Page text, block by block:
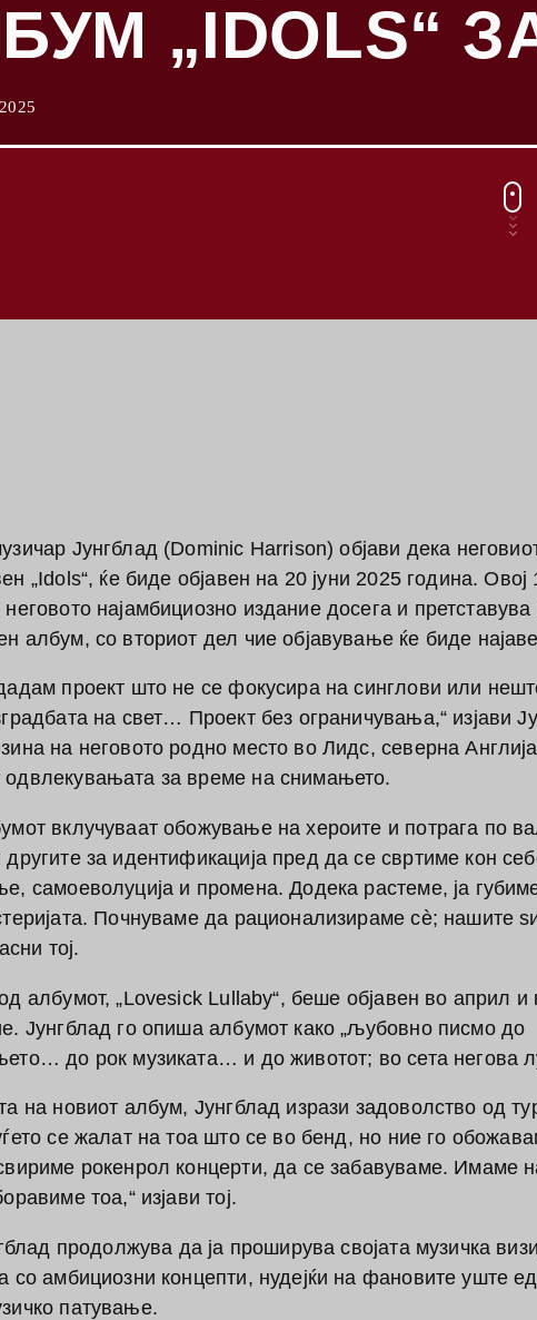
„IDOLS“
Јунгблад (Dominic Harrison) објави дека
„Idols“, ќе биде објавен на 20 јуни 2025 година. Овој
најамбициозно издание досега и
албум, со вториот дел чие објавување ќе биде
проект што не се фокусира на синглови или
на свет… Проект без ограничувања,“ изјави
на неговото родно место во Лидс, северна
одвлекувањата за време на снимањето.
вклучуваат обожување на хероите и потрага по
другите за идентификација пред да се свртиме кон
самоеволуција и промена. Додека растеме, ја
Почнуваме да рационализираме сè; нашите
тој.
албумот, „Lovesick Lullaby“, беше објавен во април и
Јунгблад го опиша албумот како „љубовно писмо до
до рок музиката… и до животот; во сета негова
на новиот албум, Јунгблад изрази задоволство од
се жалат на тоа што се во бенд, но ние го
рокенрол концерти, да се забавуваме. Имаме
тоа,“ изјави тој.
продолжува да ја проширува својата музичка
со амбициозни концепти, нудејќи на фановите уште
патување.